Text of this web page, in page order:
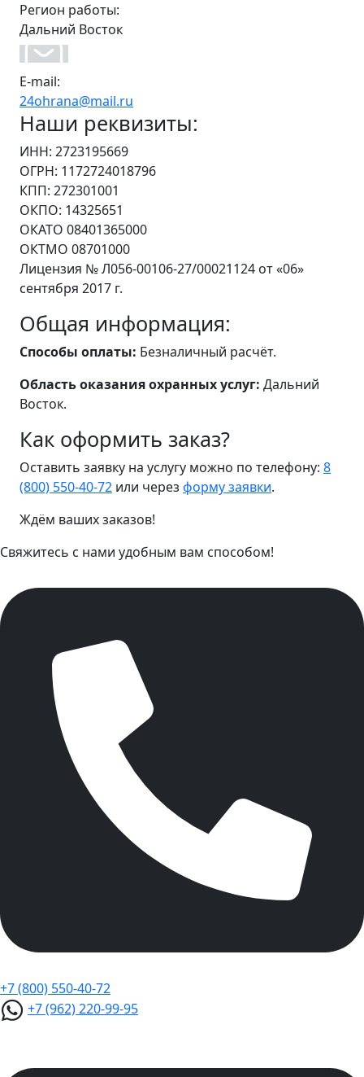
Регион работы:
Дальний Восток
E-mail:
24ohrana@mail.ru
Наши реквизиты:
ИНН: 2723195669
ОГРН: 1172724018796
КПП: 272301001
ОКПО: 14325651
ОКАТО 08401365000
ОКТМО 08701000
Лицензия № Л056-00106-27/00021124 от «06»
сентября 2017 г.
Общая информация:
Способы оплаты: Безналичный расчёт.
Область оказания охранных услуг: Дальний
Восток.
Как оформить заказ?
Оставить заявку на услугу можно по телефону: 8
(800) 550-40-72 или через форму заявки.
Ждём ваших заказов!
Свяжитесь с нами удобным вам способом!
+7 (800) 550-40-72
+7 (962) 220-99-95